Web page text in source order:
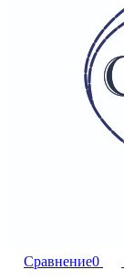
Сравнение0